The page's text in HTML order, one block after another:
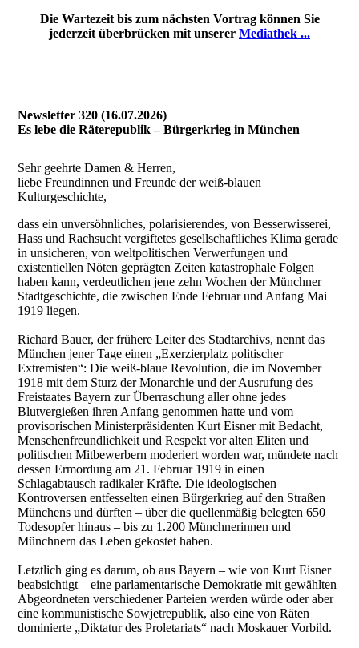
Die Wartezeit bis zum nächsten Vortrag können Sie
jederzeit überbrücken mit unserer Mediathek ...
Newsletter 320 (16.07.2026)
Es lebe die Räterepublik – Bürgerkrieg in München
Sehr geehrte Damen & Herren,
liebe Freundinnen und Freunde der weiß-blauen
Kulturgeschichte,
dass ein unversöhnliches, polarisierendes, von Besserwisserei,
Hass und Rachsucht vergiftetes gesellschaftliches Klima gerade
in unsicheren, von weltpolitischen Verwerfungen und
existentiellen Nöten geprägten Zeiten katastrophale Folgen
haben kann, verdeutlichen jene zehn Wochen der Münchner
Stadtgeschichte, die zwischen Ende Februar und Anfang Mai
1919 liegen.
Richard Bauer, der frühere Leiter des Stadtarchivs, nennt das
München jener Tage einen „Exerzierplatz politischer
Extremisten“: Die weiß-blaue Revolution, die im November
1918 mit dem Sturz der Monarchie und der Ausrufung des
Freistaates Bayern zur Überraschung aller ohne jedes
Blutvergießen ihren Anfang genommen hatte und vom
provisorischen Ministerpräsidenten Kurt Eisner mit Bedacht,
Menschenfreundlichkeit und Respekt vor alten Eliten und
politischen Mitbewerbern moderiert worden war, mündete nach
dessen Ermordung am 21. Februar 1919 in einen
Schlagabtausch radikaler Kräfte. Die ideologischen
Kontroversen entfesselten einen Bürgerkrieg auf den Straßen
Münchens und dürften – über die quellenmäßig belegten 650
Todesopfer hinaus – bis zu 1.200 Münchnerinnen und
Münchnern das Leben gekostet haben.
Letztlich ging es darum, ob aus Bayern – wie von Kurt Eisner
beabsichtigt – eine parlamentarische Demokratie mit gewählten
Abgeordneten verschiedener Parteien werden würde oder aber
eine kommunistische Sowjetrepublik, also eine von Räten
dominierte „Diktatur des Proletariats“ nach Moskauer Vorbild.